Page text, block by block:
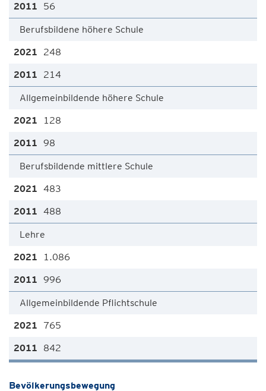
56
Berufsbildene höhere Schule
248
214
Allgemeinbildende höhere Schule
128
98
Berufsbildende mittlere Schule
483
488
Lehre
1.086
996
Allgemeinbildende Pflichtschule
765
842
Bevölkerungsbewegung